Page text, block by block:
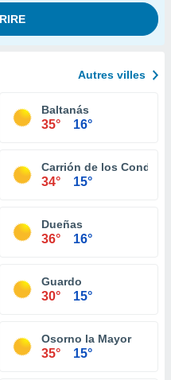
Autres villes
Baltanás
35° 16°
Carrión de los Condes
34° 15°
Dueñas
36° 16°
Guardo
30° 15°
Osorno la Mayor
35° 15°